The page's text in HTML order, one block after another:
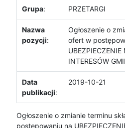
Grupa: PRZETARGI
Nazwa
pozycji:
Ogłoszenie o
ofert w
INTERESÓW
Data
publikacji:
2019-10-21
Ogłoszenie o zmianie terminu
postępowaniu na